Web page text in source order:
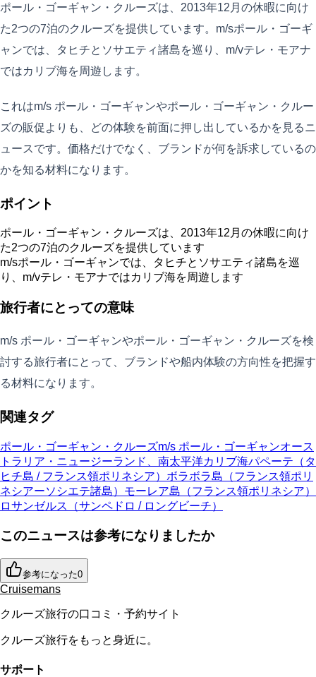
ポール・ゴーギャン・クルーズは、2013年12月の休暇に向け
た2つの7泊のクルーズを提供しています。m/sポール・ゴーギ
ャンでは、タヒチとソサエティ諸島を巡り、m/vテレ・モアナ
ではカリブ海を周遊します。
これはm/s ポール・ゴーギャンやポール・ゴーギャン・クルー
ズの販促よりも、どの体験を前面に押し出しているかを見るニ
ュースです。価格だけでなく、ブランドが何を訴求しているの
かを知る材料になります。
ポイント
ポール・ゴーギャン・クルーズは、2013年12月の休暇に向け
た2つの7泊のクルーズを提供しています
m/sポール・ゴーギャンでは、タヒチとソサエティ諸島を巡
り、m/vテレ・モアナではカリブ海を周遊します
旅行者にとっての意味
m/s ポール・ゴーギャンやポール・ゴーギャン・クルーズを検
討する旅行者にとって、ブランドや船内体験の方向性を把握す
る材料になります。
関連タグ
ポール・ゴーギャン・クルーズm/s ポール・ゴーギャンオース
トラリア・ニュージーランド、南太平洋カリブ海パペーテ（タ
ヒチ島 / フランス領ポリネシア） ボラボラ島（フランス領ポリ
ネシアーソシエテ諸島） モーレア島（フランス領ポリネシア）
ロサンゼルス（サンペドロ / ロングビーチ）
このニュースは参考になりましたか
参考になった0
Cruisemans
クルーズ旅行の口コミ・予約サイト
クルーズ旅行をもっと身近に。
サポート